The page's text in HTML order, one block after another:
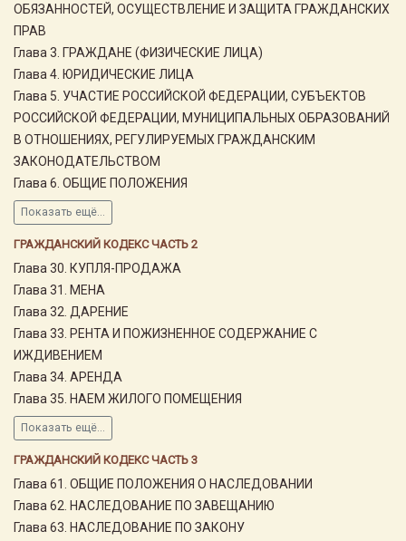
ОБЯЗАННОСТЕЙ, ОСУЩЕСТВЛЕНИЕ И ЗАЩИТА ГРАЖДАНСКИХ
ПРАВ
Глава 3. ГРАЖДАНЕ (ФИЗИЧЕСКИЕ ЛИЦА)
Глава 4. ЮРИДИЧЕСКИЕ ЛИЦА
Глава 5. УЧАСТИЕ РОССИЙСКОЙ ФЕДЕРАЦИИ, СУБЪЕКТОВ
РОССИЙСКОЙ ФЕДЕРАЦИИ, МУНИЦИПАЛЬНЫХ ОБРАЗОВАНИЙ
В ОТНОШЕНИЯХ, РЕГУЛИРУЕМЫХ ГРАЖДАНСКИМ
ЗАКОНОДАТЕЛЬСТВОМ
Глава 6. ОБЩИЕ ПОЛОЖЕНИЯ
Показать ещё...
ГРАЖДАНСКИЙ КОДЕКС ЧАСТЬ 2
Глава 30. КУПЛЯ-ПРОДАЖА
Глава 31. МЕНА
Глава 32. ДАРЕНИЕ
Глава 33. РЕНТА И ПОЖИЗНЕННОЕ СОДЕРЖАНИЕ С
ИЖДИВЕНИЕМ
Глава 34. АРЕНДА
Глава 35. НАЕМ ЖИЛОГО ПОМЕЩЕНИЯ
Показать ещё...
ГРАЖДАНСКИЙ КОДЕКС ЧАСТЬ 3
Глава 61. ОБЩИЕ ПОЛОЖЕНИЯ О НАСЛЕДОВАНИИ
Глава 62. НАСЛЕДОВАНИЕ ПО ЗАВЕЩАНИЮ
Глава 63. НАСЛЕДОВАНИЕ ПО ЗАКОНУ